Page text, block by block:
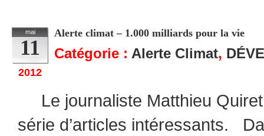
mai
11
2012
Alerte climat – 1.000 milliards pour la vie
Catégorie : Alerte Climat,
Le journaliste Matthieu
série d’articles intéressants.